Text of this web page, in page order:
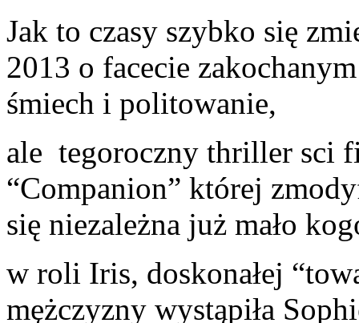
Jak to czasy szybko się
2013 o facecie
śmiech i politowanie,
ale tegoroczny thriller sci
“Companion” której
się niezależna już mało
w roli Iris, doskonałej
mężczyzny wystąpiła